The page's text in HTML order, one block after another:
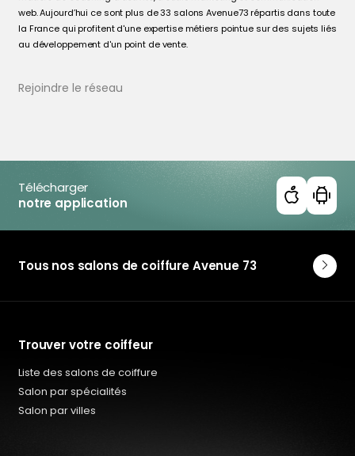
web. Aujourd’hui ce sont plus de 33 salons Avenue73 répartis dans toute
la France qui profitent d'une expertise métiers pointue sur des sujets liés
au développement d'un point de vente.
Rejoindre le réseau
Télécharger
notre application
Tous nos salons de coiffure Avenue 73
Trouver votre coiffeur
Liste des salons de coiffure
Salon par spécialités
Salon par villes